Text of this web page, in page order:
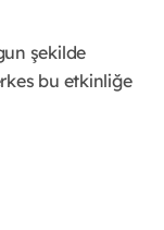
şekilde
bu etkinliğe